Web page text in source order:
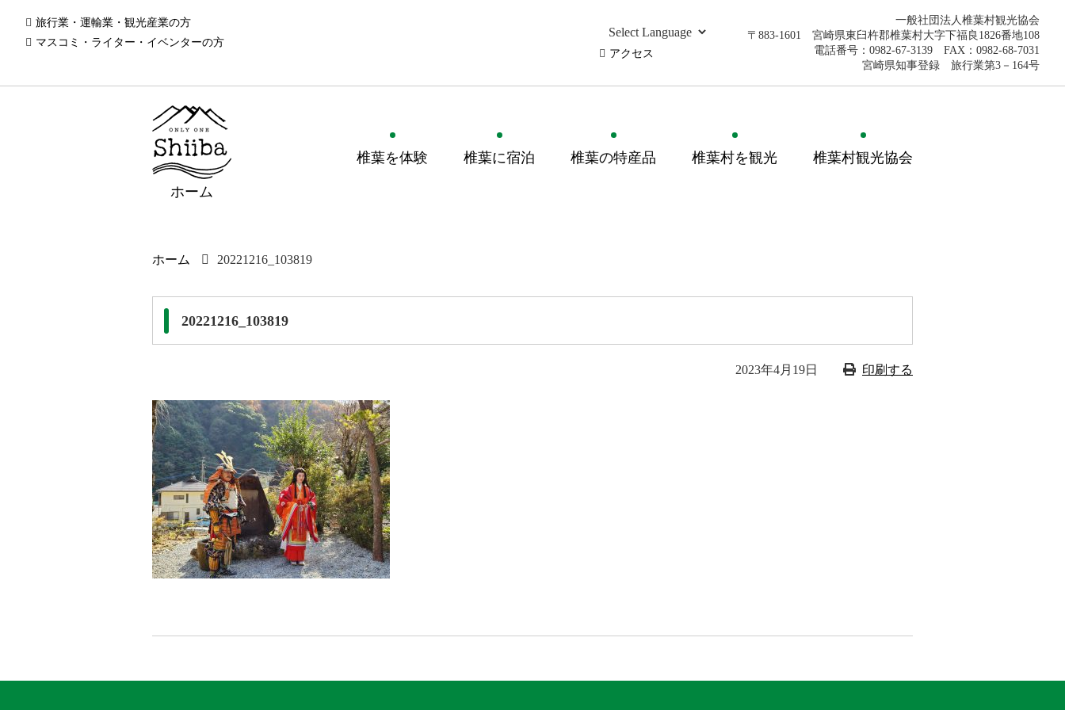
旅行業・運輸業・観光産業の方
マスコミ・ライター・イベンターの方
アクセス
一般社団法人椎葉村観光協会
〒883-1601 宮崎県東臼杵郡椎葉村大字下福良1826番地108
電話番号：0982-67-3139 FAX：0982-68-7031
宮崎県知事登録 旅行業第3－164号
ホーム
椎葉を体験 椎葉に宿泊 椎葉の特産品 椎葉村を観光 椎葉村観光協会
ホーム 20221216_103819
20221216_103819
2023年4月19日 印刷する